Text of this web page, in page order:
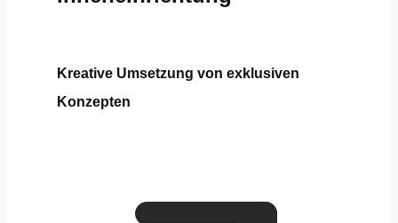
Kreative Umsetzung von exklusiven
Konzepten